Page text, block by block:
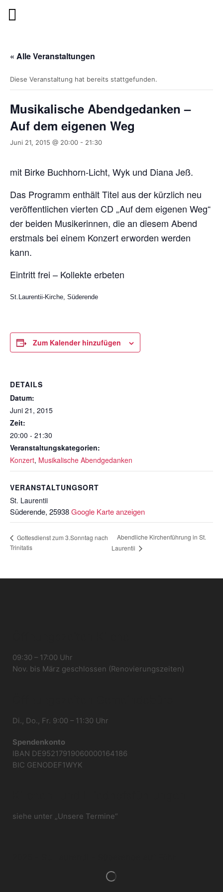
« Alle Veranstaltungen
Diese Veranstaltung hat bereits stattgefunden.
Musikalische Abendgedanken –
Auf dem eigenen Weg
Juni 21, 2015 @ 20:00 - 21:30
mit Birke Buchhorn-Licht, Wyk und Diana Jeß.
Das Programm enthält Titel aus der kürzlich neu
veröffentlichen vierten CD „Auf dem eigenen Weg“
der beiden Musikerinnen, die an diesem Abend
erstmals bei einem Konzert erworden werden
kann.
Eintritt frei – Kollekte erbeten
St.Laurentii-Kirche, Süderende
Zum Kalender hinzufügen
DETAILS
Datum:
Juni 21, 2015
Zeit:
20:00 - 21:30
Veranstaltungskategorien:
Konzert, Musikalische Abendgedanken
VERANSTALTUNGSORT
St. Laurentii
Süderende, 25938Google Karte anzeigen
Gottesdienst zum 3.Sonntag nach
Trinitatis
Abendliche Kirchenführung in St.
Laurentii
09:30 – 17:00 Uhr
Nov. bis März geschlossen (Renovierungszeiten)
Di., Do., Fr. 9:00 – 11:30 Uhr
Spendenkonto
IBAN DE95217919060000164186
BIC GENODEF1WYK
siehe unter „Unsere Termine“